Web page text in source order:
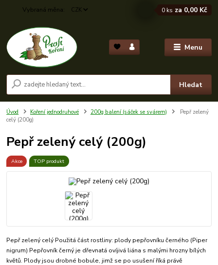
Menu
CZK
Hledat
0 ks za 0,00 Kč
Úvod Koření jednodruhové 200g balení (sáček se svárem)
Pepř zelený
celý (200g)
Pepř zelený celý (200g)
Akce TOP produkt
Pepř zelený celý Použitá část rostliny: plody pepřovníku černého (Piper
nigrum) Pepřovník černý je dřevnatá ovíjivá liána s malými hrozny bílých
květů. Plody jsou drobné bobule, jimž se po usušení říká právě